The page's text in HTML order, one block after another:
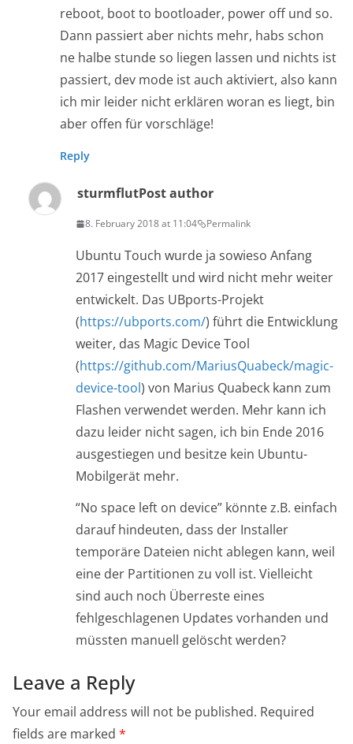
reboot, boot to bootloader, power off und so.
Dann passiert aber nichts mehr, habs schon
ne halbe stunde so liegen lassen und nichts ist
passiert, dev mode ist auch aktiviert, also kann
ich mir leider nicht erklären woran es liegt, bin
aber offen für vorschläge!
Reply
sturmflutPost author
8. February 2018 at 11:04 Permalink
Ubuntu Touch wurde ja sowieso Anfang
2017 eingestellt und wird nicht mehr weiter
entwickelt. Das UBports-Projekt
(https://ubports.com/) führt die Entwicklung
weiter, das Magic Device Tool
(https://github.com/MariusQuabeck/magic-
device-tool) von Marius Quabeck kann zum
Flashen verwendet werden. Mehr kann ich
dazu leider nicht sagen, ich bin Ende 2016
ausgestiegen und besitze kein Ubuntu-
Mobilgerät mehr.
“No space left on device” könnte z.B. einfach
darauf hindeuten, dass der Installer
temporäre Dateien nicht ablegen kann, weil
eine der Partitionen zu voll ist. Vielleicht
sind auch noch Überreste eines
fehlgeschlagenen Updates vorhanden und
müssten manuell gelöscht werden?
Leave a Reply
Your email address will not be published. Required
fields are marked *